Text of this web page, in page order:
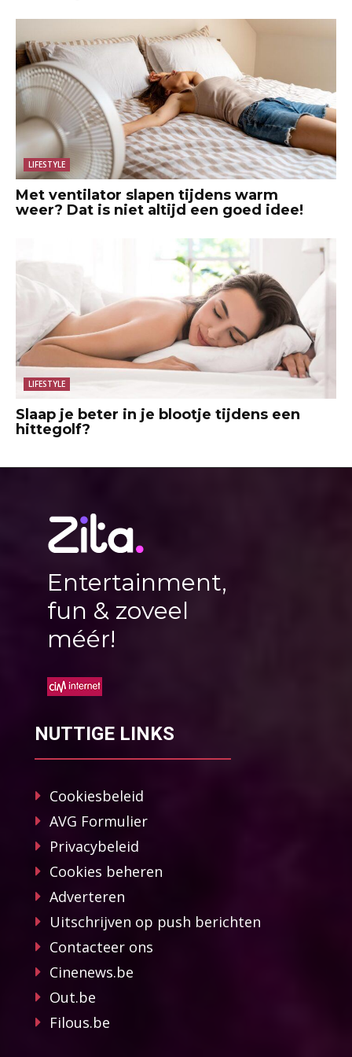
LIFESTYLE
Met ventilator slapen tijdens warm
weer? Dat is niet altijd een goed idee!
LIFESTYLE
Slaap je beter in je blootje tijdens een
hittegolf?
Entertainment,
fun & zoveel
méér!
NUTTIGE LINKS
Cookiesbeleid
AVG Formulier
Privacybeleid
Cookies beheren
Adverteren
Uitschrijven op push berichten
Contacteer ons
Cinenews.be
Out.be
Filous.be